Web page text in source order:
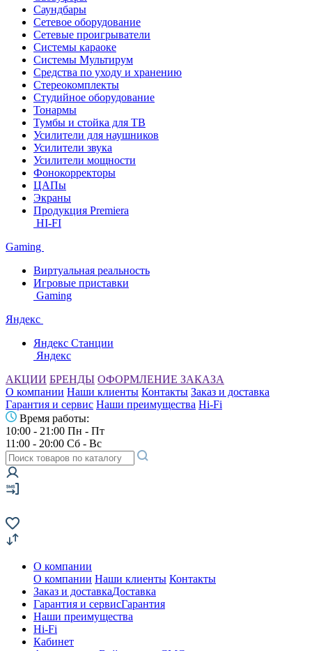
Саундбары
Сетевое оборудование
Сетевые проигрыватели
Системы караоке
Системы Мультирум
Средства по уходу и хранению
Стереокомплекты
Студийное оборудование
Тонармы
Тумбы и стойка для ТВ
Усилители для наушников
Усилители звука
Усилители мощности
Фонокорректоры
ЦАПы
Экраны
Продукция Premiera
HI-FI
Gaming
Виртуальная реальность
Игровые приставки
Gaming
Яндекс
Яндекс Станции
Яндекс
АКЦИИ БРЕНДЫ ОФОРМЛЕНИЕ ЗАКАЗА
О компании Наши клиенты Контакты Заказ и доставка
Гарантия и сервис Наши преимущества Hi-Fi
Время работы:
10:00 - 21:00 Пн - Пт
11:00 - 20:00 Сб - Вс
О компании
О компании Наши клиенты Контакты
Заказ и доставкаДоставка
Гарантия и сервисГарантия
Наши преимущества
Hi-Fi
Кабинет